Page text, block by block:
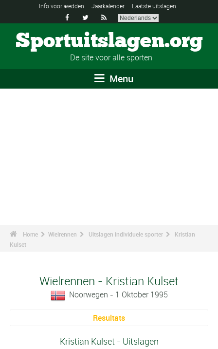
Info voor wedden Jaarkalender Laatste uitslagen
  
Sportuitslagen.org
De site voor alle sporten
Menu
Home Wielrennen Uitslagen individuele sporter
Kristian
Kulset
Wielrennen - Kristian Kulset
Noorwegen - 1 Oktober 1995
Resultats
Kristian Kulset - Uitslagen